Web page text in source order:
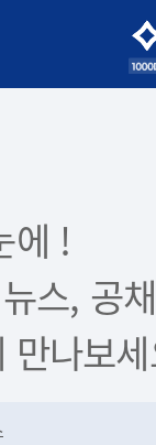
에 !
스, 공
만나보